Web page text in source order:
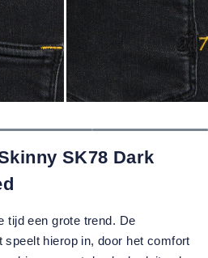
SK78 Dark
tijd een grote trend. De
hierop in, door het comfort